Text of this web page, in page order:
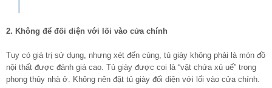
2. Không để đối diện với lối vào cửa chính
Tuy có giá trị sử dụng, nhưng xét đến cùng, tủ giày không phải là món đồ
nội thất được đánh giá cao. Tủ giày được coi là “vật chứa xú uế” trong
phong thủy nhà ở. Không nên đặt tủ giày đối diện với lối vào cửa chính.